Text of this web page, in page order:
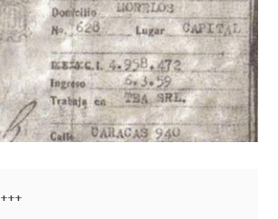
+++